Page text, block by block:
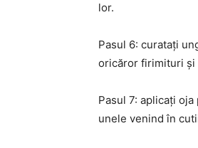
lor.
Pasul 6: curatați
oricăror firimituri și
Pasul 7: aplicați
unele venind în